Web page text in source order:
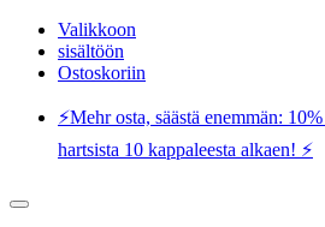
Valikkoon
sisältöön
Ostoskoriin
⚡️Mehr osta, säästä enemmän:
hartsista 10 kappaleesta alkaen! ⚡️